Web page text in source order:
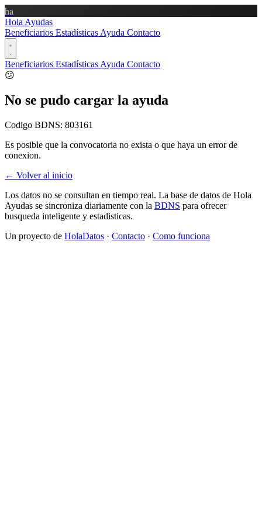
ha
Hola Ayudas
Beneficiarios Estadísticas Ayuda Contacto
Beneficiarios Estadísticas Ayuda Contacto
😕
No se pudo cargar la ayuda
Codigo BDNS: 803161
Es posible que la convocatoria no exista o que haya un error de
conexion.
← Volver al inicio
Los datos no se consultan en tiempo real. La base de datos de Hola
Ayudas se sincroniza diariamente con la BDNS para ofrecer
busqueda inteligente y estadisticas.
Un proyecto de HolaDatos · Contacto · Como funciona